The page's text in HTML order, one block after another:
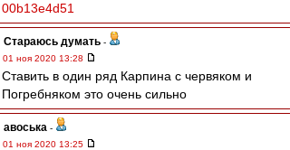
00b13e4d51
Стараюсь думать -
01 ноя 2020 13:28
Ставить в один ряд Карпина с червяком и
Погребняком это очень сильно
авоська -
01 ноя 2020 13:25